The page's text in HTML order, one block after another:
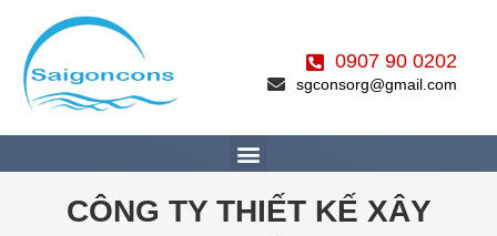
0907 90 0202
sgconsorg@gmail.com
CÔNG TY THIẾT KẾ XÂY